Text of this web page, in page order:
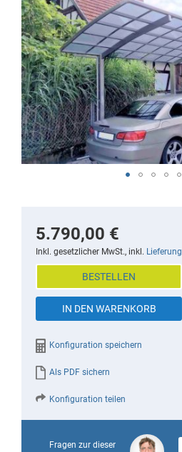
to
the
end
of
the
images
gallery
images
5.790,00 €
Inkl. gesetzlicher MwSt., inkl. Lieferung
IN DEN WARENKORB
BESTELLEN
Konfiguration speichern
Als PDF sichern
Konfiguration teilen
Fragen zur dieser